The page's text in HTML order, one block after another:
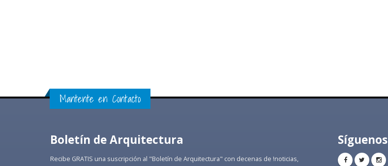
Mantente en Contacto
Boletín de Arquitectura
Recibe GRATIS una suscripción al "Boletín de Arquitectura" con decenas de !noticias,
Síguenos